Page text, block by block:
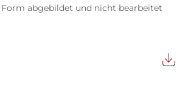
abgebildet und nicht bearbeitet